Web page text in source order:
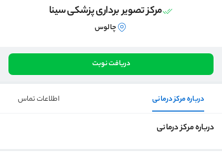
مرکز تصویر برداری پزشکی سینا
چالوس
دریافت نوبت
درباره مرکز درمانی اطلاعات تماس
درباره مرکز درمانی